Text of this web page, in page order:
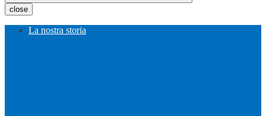
close
La nostra storia